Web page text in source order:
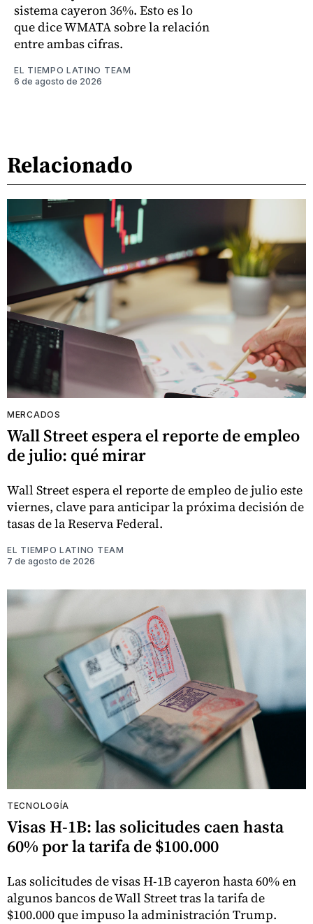
sistema cayeron 36%. Esto es lo
que dice WMATA sobre la relación
entre ambas cifras.
EL TIEMPO LATINO TEAM
6 de agosto de 2026
Relacionado
MERCADOS
Wall Street espera el reporte de empleo
de julio: qué mirar
Wall Street espera el reporte de empleo de julio este
viernes, clave para anticipar la próxima decisión de
tasas de la Reserva Federal.
EL TIEMPO LATINO TEAM
7 de agosto de 2026
TECNOLOGÍA
Visas H-1B: las solicitudes caen hasta
60% por la tarifa de $100.000
Las solicitudes de visas H-1B cayeron hasta 60% en
algunos bancos de Wall Street tras la tarifa de
$100.000 que impuso la administración Trump.